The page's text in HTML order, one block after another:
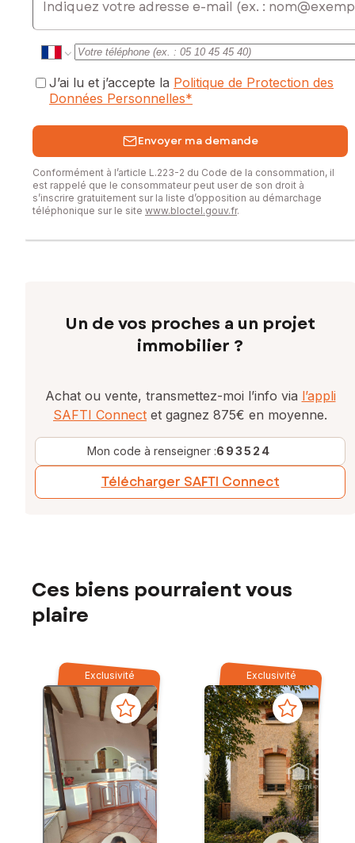
J’ai lu et j’accepte la Politique de Protection des
Données Personnelles*
Envoyer ma demande
Conformément à l’article L.223-2 du Code de la consommation, il
est rappelé que le consommateur peut user de son droit à
s’inscrire gratuitement sur la liste d’opposition au démarchage
téléphonique sur le site www.bloctel.gouv.fr.
Un de vos proches a un projet
immobilier ?
Achat ou vente, transmettez-moi l’info via l’appli
SAFTI Connect et gagnez 875€ en moyenne.
Mon code à renseigner :693524
Télécharger SAFTI Connect
Ces biens pourraient vous
plaire
Exclusivité Exclusivité